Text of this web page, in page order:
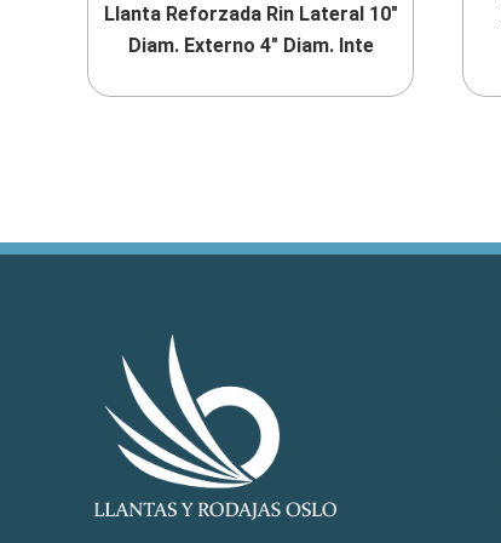
Llanta Reforzada Rin Lateral 10″
Diam. Externo 4″ Diam. Inte